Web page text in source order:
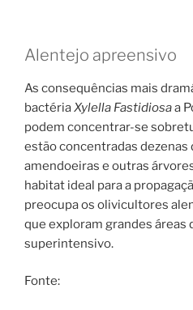
Alentejo apreensivo
As consequências mais
bactériaXylella Fastidiosaa
podem concentrar-se
estão concentradas
amendoeiras e outras
habitat ideal para a
preocupa os olivicultores
que exploram grandes áreas
superintensivo.
Fonte: